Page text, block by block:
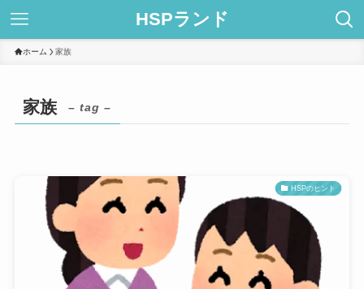
HSPランド
ホーム 家族
家族 – tag –
HSPのヒント